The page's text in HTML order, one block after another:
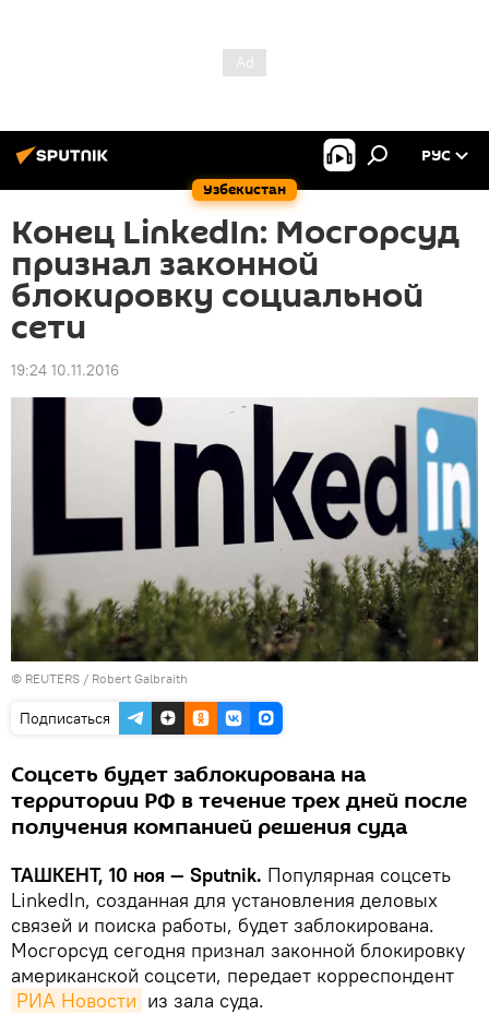
Узбекистан
РУС
Конец LinkedIn: Мосгорсуд
признал законной
блокировку социальной
сети
19:24 10.11.2016
© REUTERS / Robert Galbraith
Подписаться
Соцсеть будет заблокирована на
территории РФ в течение трех дней после
получения компанией решения суда
ТАШКЕНТ, 10 ноя — Sputnik. Популярная соцсеть
LinkedIn, созданная для установления деловых
связей и поиска работы, будет заблокирована.
Мосгорсуд сегодня признал законной блокировку
американской соцсети, передает корреспондент
РИА Новости из зала суда.